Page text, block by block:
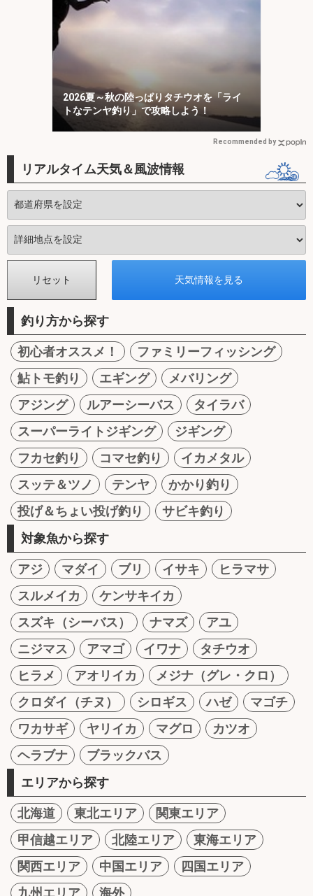
2026夏～秋の陸っぱりタチウオを「ライ
トなテンヤ釣り」で攻略しよう！
Recommended by
リアルタイム天気＆風波情報
釣り方から探す
初心者オススメ！
ファミリーフィッシング
鮎トモ釣り
エギング
メバリング
アジング
ルアーシーバス
タイラバ
スーパーライトジギング
ジギング
フカセ釣り
コマセ釣り
イカメタル
スッテ＆ツノ
テンヤ
かかり釣り
投げ＆ちょい投げ釣り
サビキ釣り
対象魚から探す
アジ マダイ ブリ イサキ
ヒラマサ
スルメイカ
ケンサキイカ
スズキ（シーバス）
ナマズ
アユ
ニジマス
アマゴ イワナ
タチウオ
ヒラメ
アオリイカ
メジナ（グレ・クロ）
クロダイ（チヌ）
シロギス ハゼ
マゴチ
ワカサギ
ヤリイカ マグロ
カツオ
ヘラブナ
ブラックバス
エリアから探す
北海道 東北エリア
関東エリア
甲信越エリア
北陸エリア
東海エリア
関西エリア
中国エリア
四国エリア
九州エリア
海外